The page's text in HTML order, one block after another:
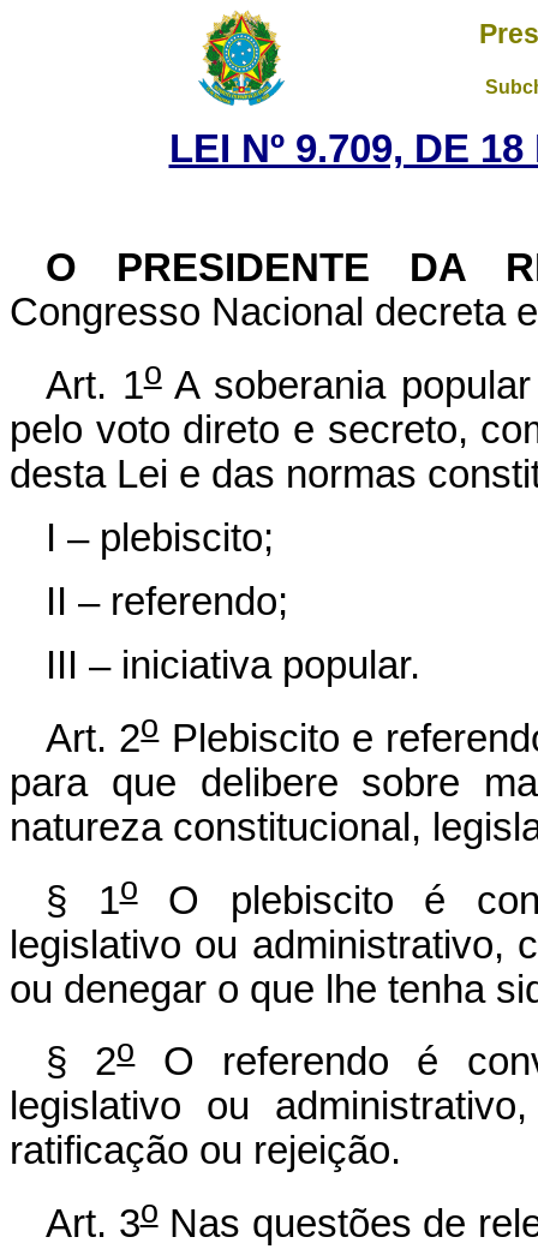
LEI Nº 9.709, DE
O PRESIDENTE DA
Congresso Nacional decreta
Art. 1oA soberania
pelo voto direto e secreto,
desta Lei e das normas
I – plebiscito;
II – referendo;
III – iniciativa popular.
Art. 2oPlebiscito e
para que delibere sobre
natureza constitucional,
§ 1oO plebiscito é
legislativo ou administrativo,
ou denegar o que lhe tenha
§ 2oO referendo é
legislativo ou
ratificação ou rejeição.
Art. 3oNas questões de